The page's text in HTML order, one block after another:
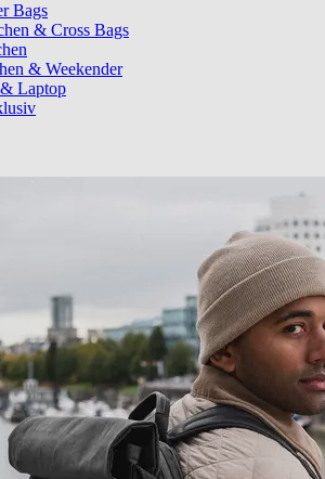
Bags
& Cross Bags
& Weekender
Laptop